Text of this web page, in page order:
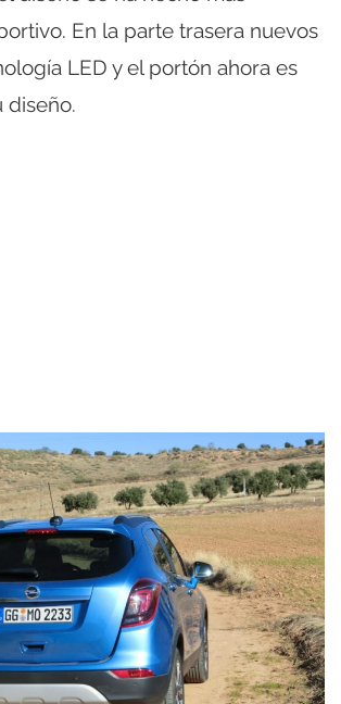
En la parte trasera nuevos
LED y el portón ahora es
diseño.